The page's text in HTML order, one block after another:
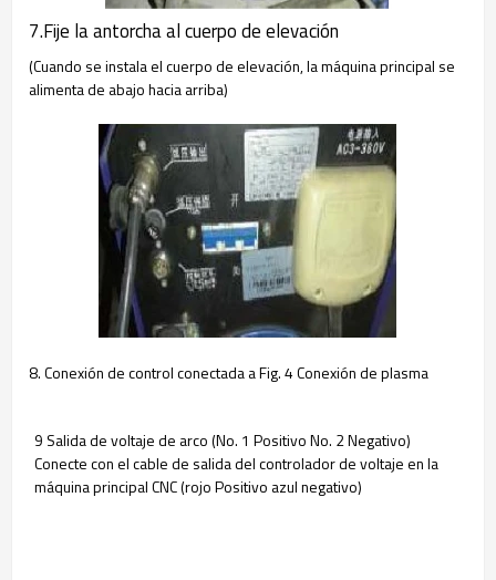
7.Fije la antorcha al cuerpo de elevación
(Cuando se instala el cuerpo de elevación, la máquina principal se
alimenta de abajo hacia arriba)
8. Conexión de control conectada a Fig. 4 Conexión de plasma
9 Salida de voltaje de arco (No. 1 Positivo No. 2 Negativo)
Conecte con el cable de salida del controlador de voltaje en la
máquina principal CNC (rojo Positivo azul negativo)